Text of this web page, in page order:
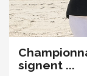
signent ...